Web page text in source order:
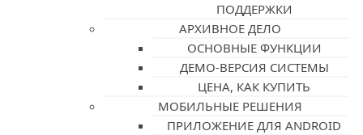
ПОДДЕРЖКИ
АРХИВНОЕ ДЕЛО
ОСНОВНЫЕ ФУНКЦИИ
ДЕМО-ВЕРСИЯ СИСТЕМЫ
ЦЕНА, КАК КУПИТЬ
МОБИЛЬНЫЕ РЕШЕНИЯ
ПРИЛОЖЕНИЕ ДЛЯ ANDROID